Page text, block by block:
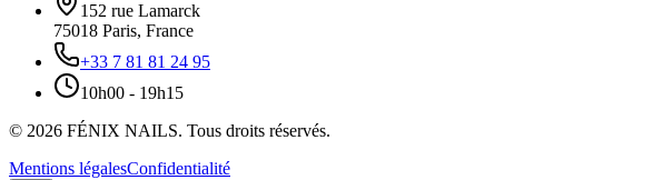
152 rue Lamarck
75018 Paris, France
+33 7 81 81 24 95
10h00 - 19h15
© 2026 FÉNIX NAILS. Tous droits réservés.
Mentions légalesConfidentialité